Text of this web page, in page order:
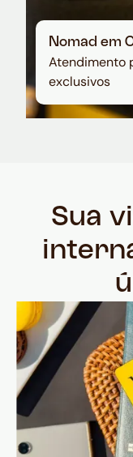
Nomad em
Atendimento
exclusivos
Sua